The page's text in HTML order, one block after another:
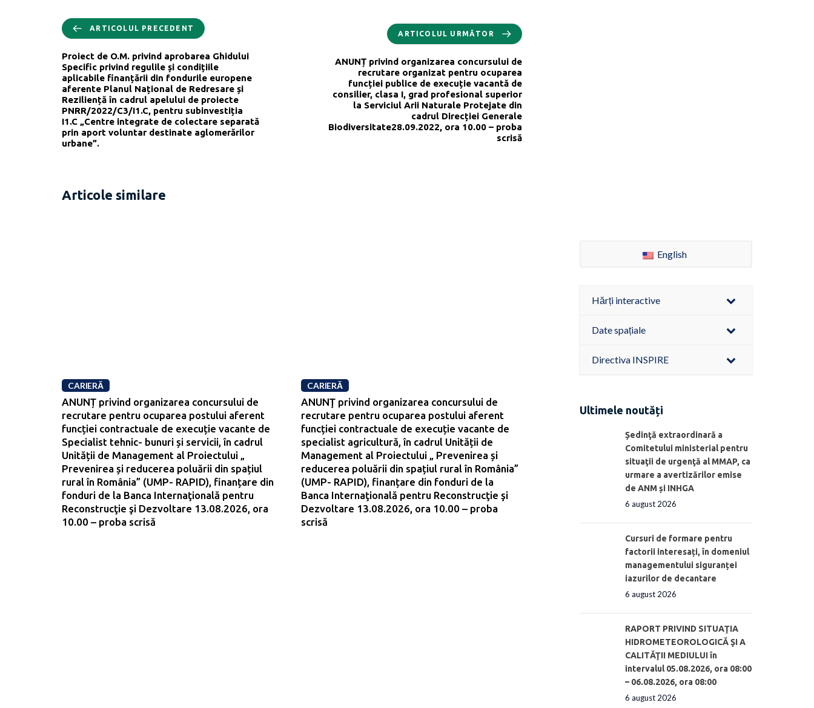
ARTICOLUL PRECEDENT
Proiect de O.M. privind aprobarea Ghidului
Specific privind regulile și condițiile
aplicabile finanțării din fondurile europene
aferente Planul Național de Redresare și
Reziliență în cadrul apelului de proiecte
PNRR/2022/C3/I1.C, pentru subinvestiția
I1.C „Centre integrate de colectare separată
prin aport voluntar destinate aglomerărilor
urbane”.
ARTICOLUL URMĂTOR
ANUNȚ privind organizarea concursului de
recrutare organizat pentru ocuparea
funcției publice de execuție vacantă de
consilier, clasa I, grad profesional superior
la Serviciul Arii Naturale Protejate din
cadrul Direcției Generale
Biodiversitate28.09.2022, ora 10.00 – proba
scrisă
Articole similare
CARIERĂ
ANUNȚ privind organizarea concursului de
recrutare pentru ocuparea postului aferent
funcției contractuale de execuție vacante de
Specialist tehnic- bunuri și servicii, în cadrul
Unității de Management al Proiectului „
Prevenirea și reducerea poluării din spațiul
rural în România” (UMP- RAPID), finanțare din
fonduri de la Banca Internaţională pentru
Reconstrucţie şi Dezvoltare 13.08.2026, ora
10.00 – proba scrisă
CARIERĂ
ANUNŢ privind organizarea concursului de
recrutare pentru ocuparea postului aferent
funcției contractuale de execuție vacante de
specialist agricultură, în cadrul Unității de
Management al Proiectului „ Prevenirea și
reducerea poluării din spațiul rural în România”
(UMP- RAPID), finanțare din fonduri de la
Banca Internaţională pentru Reconstrucţie şi
Dezvoltare 13.08.2026, ora 10.00 – proba
scrisă
English
Hărți interactive
Date spațiale
Directiva INSPIRE
Ultimele noutăți
Ședinţă extraordinară a
Comitetului ministerial pentru
situaţii de urgenţă al MMAP, ca
urmare a avertizărilor emise
de ANM și INHGA
6 august 2026
Cursuri de formare pentru
factorii interesați, în domeniul
managementului siguranței
iazurilor de decantare
6 august 2026
RAPORT PRIVIND SITUAŢIA
HIDROMETEOROLOGICĂ ŞI A
CALITĂŢII MEDIULUI în
intervalul 05.08.2026, ora 08:00
– 06.08.2026, ora 08:00
6 august 2026